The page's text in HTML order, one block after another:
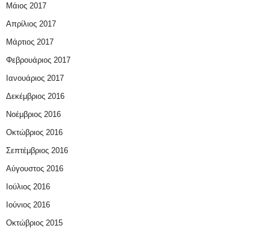
Μάιος 2017
Απρίλιος 2017
Μάρτιος 2017
Φεβρουάριος 2017
Ιανουάριος 2017
Δεκέμβριος 2016
Νοέμβριος 2016
Οκτώβριος 2016
Σεπτέμβριος 2016
Αύγουστος 2016
Ιούλιος 2016
Ιούνιος 2016
Οκτώβριος 2015